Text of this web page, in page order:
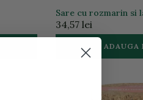
Sare cu rozmarin si
34,57 lei
ADAUGA